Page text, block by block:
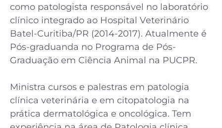
como patologista responsável no laboratório
clínico integrado ao Hospital Veterinário
Batel-Curitiba/PR (2014-2017). Atualmente é
Pós-graduanda no Programa de Pós-
Graduação em Ciência Animal na PUCPR.
Ministra cursos e palestras em patologia
clínica veterinária e em citopatologia na
prática dermatológica e oncológica. Tem